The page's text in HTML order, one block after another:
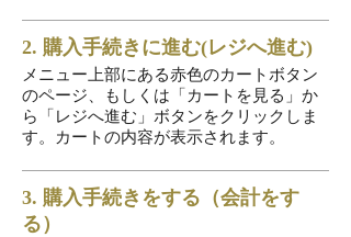
2. 購入手続きに進む(レジへ進む)
メニュー上部にある赤色のカートボタン
のページ、もしくは「カートを見る」か
ら「レジへ進む」ボタンをクリックしま
す。カートの内容が表示されます。
3. 購入手続きをする（会計をす
る）